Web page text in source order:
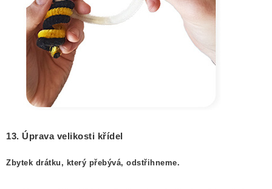
13. Úprava velikosti křídel
Zbytek drátku, který přebývá, odstřihneme.